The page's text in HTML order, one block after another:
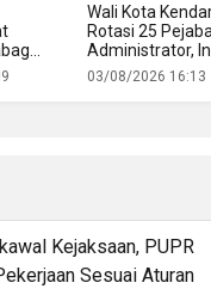
Wali Kota
Rotasi 25
Administrator,
Namanya
03/08/2026 16:13
Kejaksaan, PUPR
Sesuai Aturan